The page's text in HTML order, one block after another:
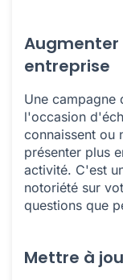
entreprise
Une
l'occasion
connaissent ou
présenter plus
activité. C'est
notoriété sur
questions que
Mettre à